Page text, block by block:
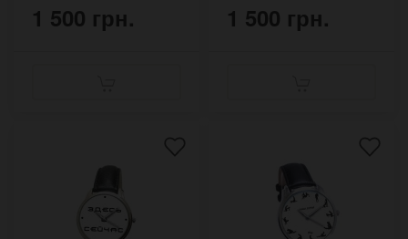
1 500 грн. 1 500 грн.